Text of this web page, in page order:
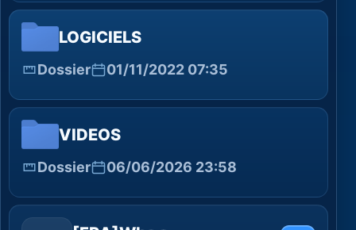
LOGICIELS
Dossier 01/11/2022 07:35
VIDEOS
Dossier 06/06/2026 23:58